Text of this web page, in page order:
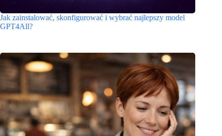
Jak zainstalować, skonfigurować i wybrać najlepszy model
GPT4All?